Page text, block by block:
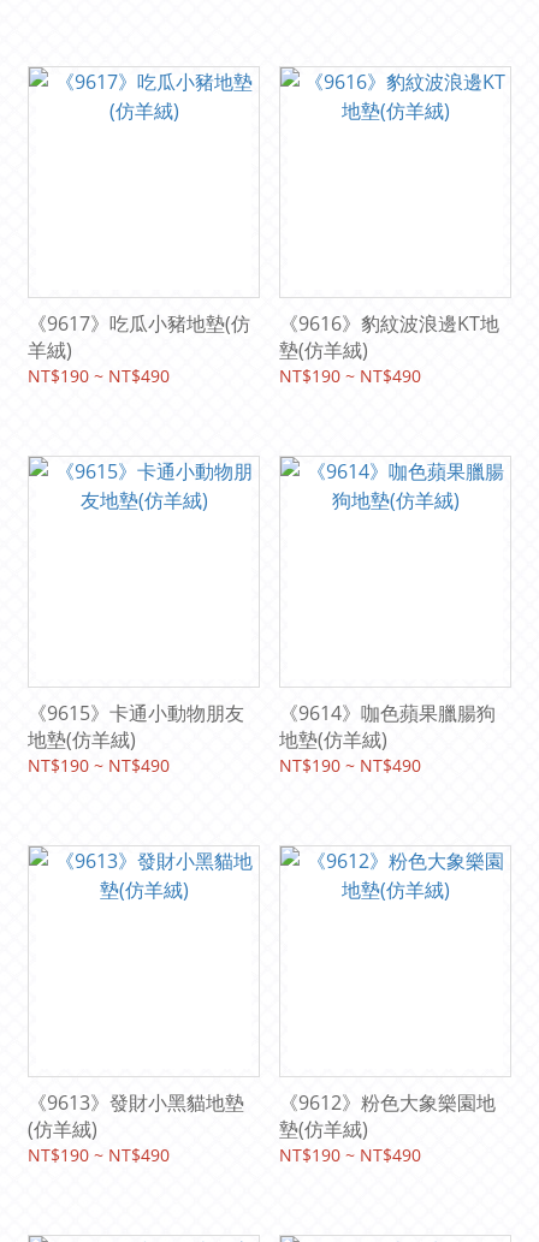
《9617》吃瓜小豬地墊(仿
羊絨)
NT$190 ~ NT$490
《9616》豹紋波浪邊KT地
墊(仿羊絨)
NT$190 ~ NT$490
《9615》卡通小動物朋友
地墊(仿羊絨)
NT$190 ~ NT$490
《9614》咖色蘋果臘腸狗
地墊(仿羊絨)
NT$190 ~ NT$490
《9613》發財小黑貓地墊
(仿羊絨)
NT$190 ~ NT$490
《9612》粉色大象樂園地
墊(仿羊絨)
NT$190 ~ NT$490